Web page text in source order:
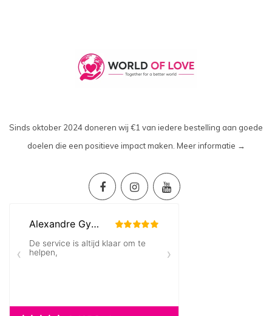
Sinds oktober 2024 doneren wij €1 van iedere bestelling aan goede
doelen die een positieve impact maken. Meer informatie →